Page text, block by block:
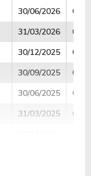
PAGO
30/06/2026
31/03/2026
30/12/2025
30/09/2025
30/06/2025
31/03/2025